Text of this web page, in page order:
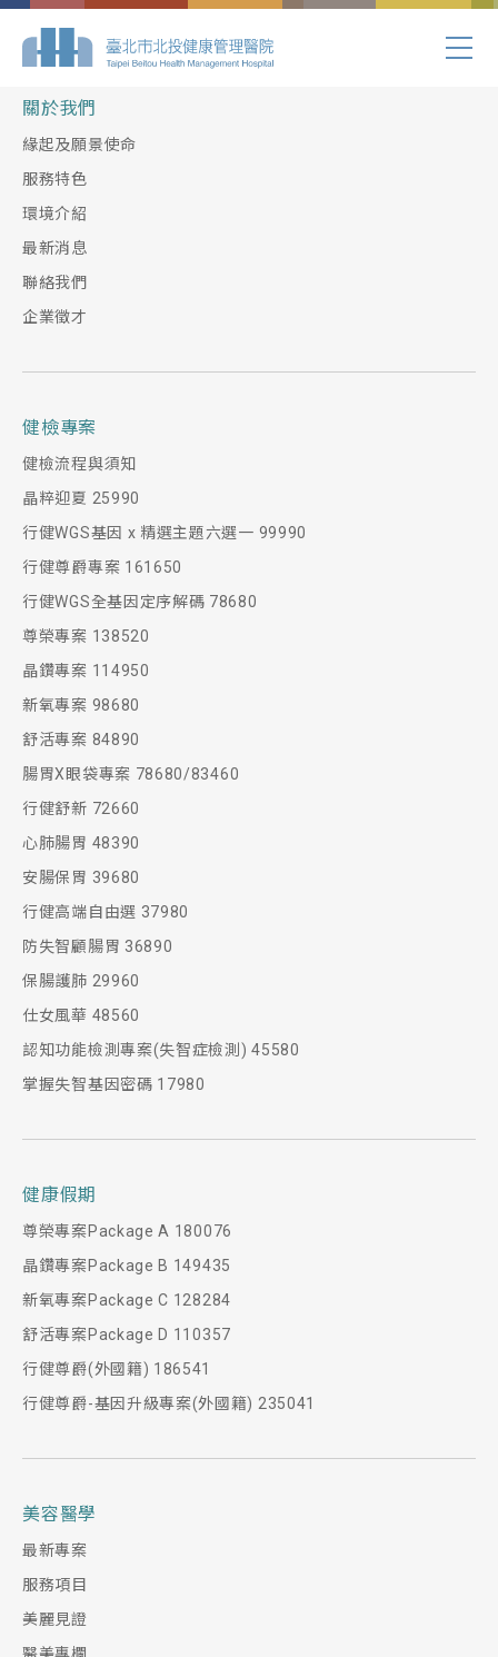
Index.php
關於我們
緣起及願景使命
服務特色
環境介紹
最新消息
聯絡我們
企業徵才
健檢專案
健檢流程與須知
晶粹迎夏 25990
行健WGS基因 x 精選主題六選一 99990
行健尊爵專案 161650
行健WGS全基因定序解碼 78680
尊榮專案 138520
晶鑽專案 114950
新氧專案 98680
舒活專案 84890
腸胃X眼袋專案 78680/83460
行健舒新 72660
心肺腸胃 48390
安腸保胃 39680
行健高端自由選 37980
防失智顧腸胃 36890
保腸護肺 29960
仕女風華 48560
認知功能檢測專案(失智症檢測) 45580
掌握失智基因密碼 17980
健康假期
尊榮專案Package A 180076
晶鑽專案Package B 149435
新氧專案Package C 128284
舒活專案Package D 110357
行健尊爵(外國籍) 186541
行健尊爵-基因升級專案(外國籍) 235041
美容醫學
最新專案
服務項目
美麗見證